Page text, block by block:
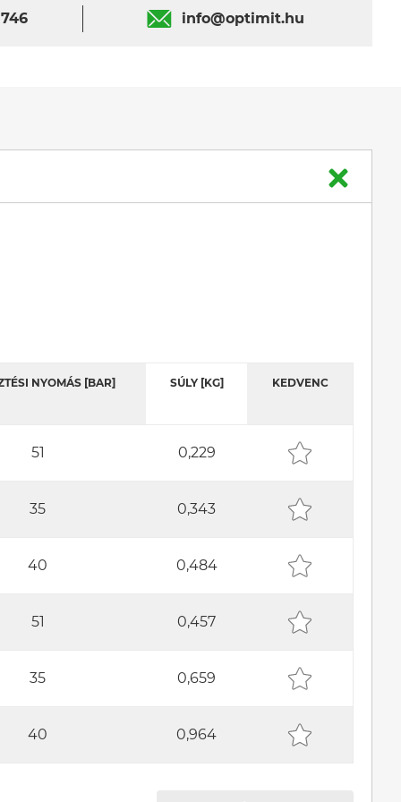
info@optimit.hu
NYOMÁS [BAR] SÚLY [KG] KEDVENC
51 0,229
35 0,343
40 0,484
51 0,457
35 0,659
40 0,964